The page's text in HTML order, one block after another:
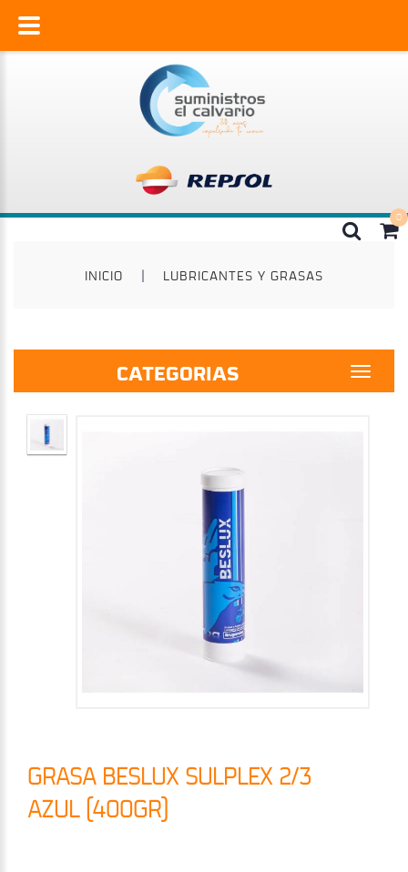
INICIO | LUBRICANTES Y GRASAS
CATEGORIAS
GRASA BESLUX SULPLEX 2/3
AZUL (400GR)